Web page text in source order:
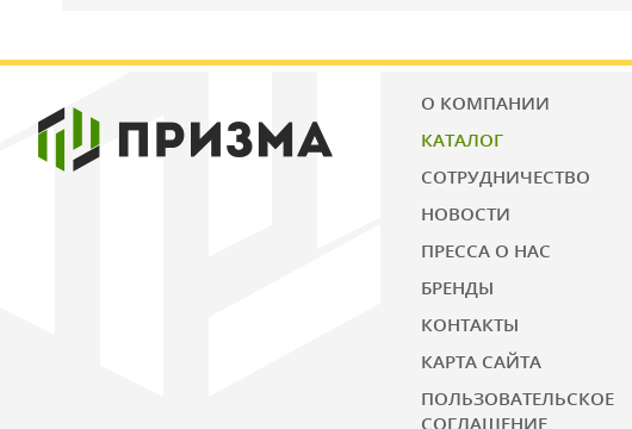
О КОМПАНИИ
КАТАЛОГ
СОТРУДНИЧЕСТВО
НОВОСТИ
ПРЕССА О НАС
БРЕНДЫ
КОНТАКТЫ
КАРТА САЙТА
ПОЛЬЗОВАТЕЛЬСКОЕ
СОГЛАШЕНИЕ